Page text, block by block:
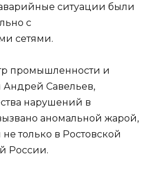
ситуации были
с
сетями.
промышленности и
Андрей Савельев,
нарушений в
аномальной жарой,
только в Ростовской
России.